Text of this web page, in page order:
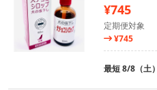
¥745
定期便対象
¥745
最短 8/8（土）